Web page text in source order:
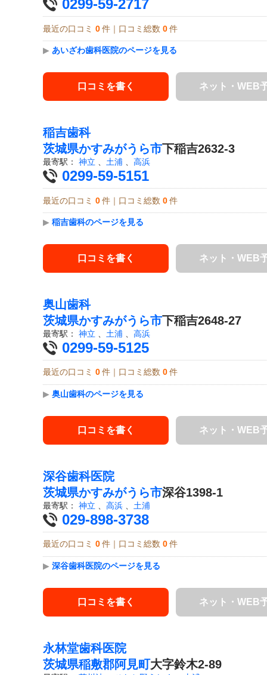
0299-59-2717
最近の口コミ 0 件｜口コミ総数 0 件
▶ あいざわ歯科医院のページを見る
口コミを書く ネット・WEB
稲吉歯科
茨城県かすみがうら市下稲吉2632-3
最寄駅： 神立 、 土浦 、 高浜
0299-59-5151
最近の口コミ 0 件｜口コミ総数 0 件
▶ 稲吉歯科のページを見る
口コミを書く ネット・WEB
奥山歯科
茨城県かすみがうら市下稲吉2648-27
最寄駅： 神立 土浦 高浜
0299-59-5125
最近の口コミ 0 件｜口コミ総数 0 件
▶ 奥山歯科のページを見る
口コミを書く ネット・WEB
深谷歯科医院
茨城県かすみがうら市深谷1398-1
最寄駅： 神立 高浜 土浦
029-898-3738
最近の口コミ 0 件｜口コミ総数 0 件
▶ 深谷歯科医院のページを見る
口コミを書く ネット・WEB
永林堂歯科医院
茨城県稲敷郡阿見町大字鈴木2-89